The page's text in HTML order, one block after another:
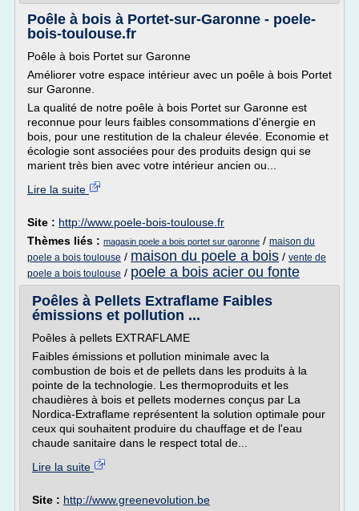
Poêle à bois à Portet-sur-Garonne - poele-
bois-toulouse.fr
Poêle à bois Portet sur Garonne
Améliorer votre espace intérieur avec un poêle à bois Portet
sur Garonne.
La qualité de notre poêle à bois Portet sur Garonne est
reconnue pour leurs faibles consommations d'énergie en
bois, pour une restitution de la chaleur élevée. Economie et
écologie sont associées pour des produits design qui se
marient très bien avec votre intérieur ancien ou...
Lire la suite
Site : http://www.poele-bois-toulouse.fr
Thèmes liés : magasin poele a bois portet sur garonne / maison du
poele a bois toulouse / maison du poele a bois / vente de
poele a bois toulouse / poele a bois acier ou fonte
Poêles à Pellets Extraflame Faibles
émissions et pollution ...
Poêles à pellets EXTRAFLAME
Faibles émissions et pollution minimale avec la
combustion de bois et de pellets dans les produits à la
pointe de la technologie. Les thermoproduits et les
chaudières à bois et pellets modernes conçus par La
Nordica-Extraflame représentent la solution optimale pour
ceux qui souhaitent produire du chauffage et de l'eau
chaude sanitaire dans le respect total de...
Lire la suite
Site : http://www.greenevolution.be